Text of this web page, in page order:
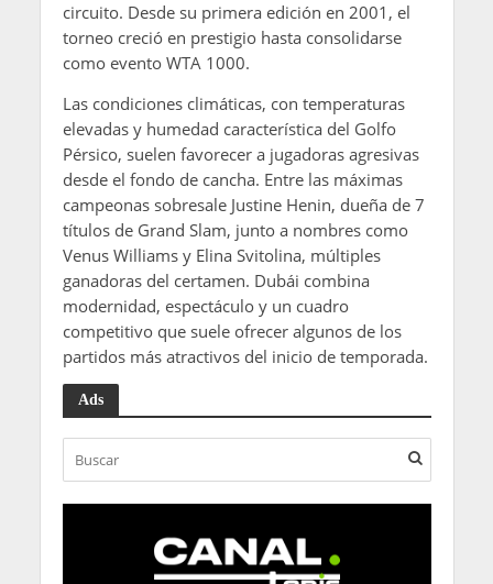
circuito. Desde su primera edición en 2001, el
torneo creció en prestigio hasta consolidarse
como evento WTA 1000.
Las condiciones climáticas, con temperaturas
elevadas y humedad característica del Golfo
Pérsico, suelen favorecer a jugadoras agresivas
desde el fondo de cancha. Entre las máximas
campeonas sobresale Justine Henin, dueña de 7
títulos de Grand Slam, junto a nombres como
Venus Williams y Elina Svitolina, múltiples
ganadoras del certamen. Dubái combina
modernidad, espectáculo y un cuadro
competitivo que suele ofrecer algunos de los
partidos más atractivos del inicio de temporada.
Ads